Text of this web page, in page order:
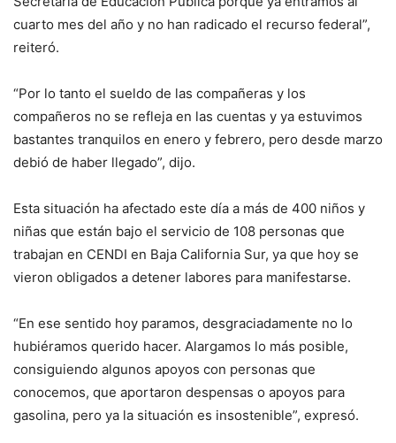
cuarto mes del año y no han radicado el recurso federal”,
reiteró.
“Por lo tanto el sueldo de las compañeras y los
compañeros no se refleja en las cuentas y ya estuvimos
bastantes tranquilos en enero y febrero, pero desde marzo
debió de haber llegado”, dijo.
Esta situación ha afectado este día a más de 400 niños y
niñas que están bajo el servicio de 108 personas que
trabajan en CENDI en Baja California Sur, ya que hoy se
vieron obligados a detener labores para manifestarse.
“En ese sentido hoy paramos, desgraciadamente no lo
hubiéramos querido hacer. Alargamos lo más posible,
consiguiendo algunos apoyos con personas que
conocemos, que aportaron despensas o apoyos para
gasolina, pero ya la situación es insostenible”, expresó.